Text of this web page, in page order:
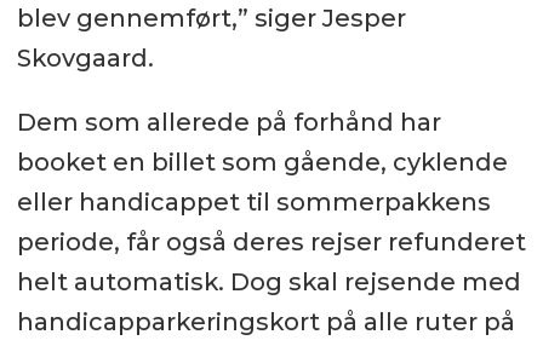
blev gennemført,” siger Jesper
Skovgaard.
Dem som allerede på forhånd har
booket en billet som gående, cyklende
eller handicappet til sommerpakkens
periode, får også deres rejser refunderet
helt automatisk. Dog skal rejsende med
handicapparkeringskort på alle ruter på